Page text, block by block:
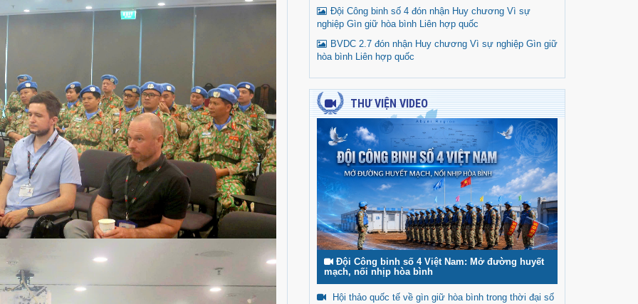
Đội Công binh số 4 đón nhận Huy chương Vì sự
nghiệp Gìn giữ hòa bình Liên hợp quốc
BVDC 2.7 đón nhận Huy chương Vì sự nghiệp Gìn giữ
hòa bình Liên hợp quốc
THƯ VIỆN VIDEO
Đội Công binh số 4 Việt Nam: Mở đường huyết
mạch, nối nhịp hòa bình
Hội thảo quốc tế về gìn giữ hòa bình trong thời đại số